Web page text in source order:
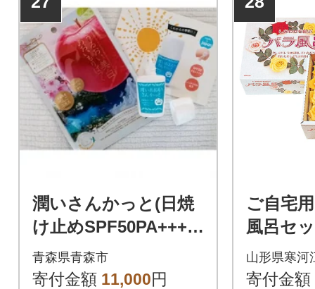
潤いさんかっと(日焼
け止めSPF50PA++++)
&潤い美白あおいもり
ぱっく1枚付き
青森県青森市
寄付金額 11,000円
ご自宅
風呂セ
輪)
山形県寒河
寄付金額